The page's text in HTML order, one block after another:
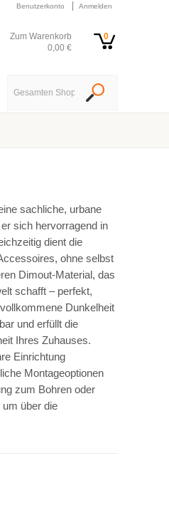
Benutzerkonto Anmelden
Zum Warenkorb
0,00 €
0
sachliche, urbane
sich hervorragend in
dient die
ohne selbst
Dimout-Material, das
schafft – perfekt,
Dunkelheit
und erfüllt die
Ihres Zuhauses.
Einrichtung
Montageoptionen
zum Bohren oder
über die